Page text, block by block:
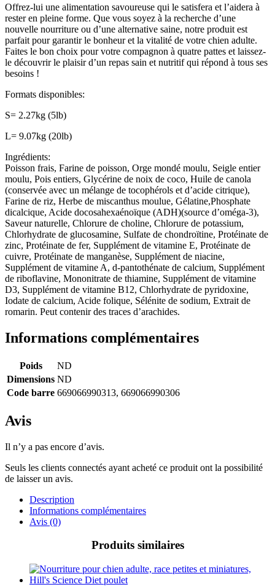
Offrez-lui une alimentation savoureuse qui le satisfera et l’aidera à
rester en pleine forme. Que vous soyez à la recherche d’une
nouvelle nourriture ou d’une alternative saine, notre produit est
parfait pour garantir le bonheur et la vitalité de votre chien adulte.
Faites le bon choix pour votre compagnon à quatre pattes et laissez-
le découvrir le plaisir d’un repas sain et nutritif qui répond à tous ses
besoins !
Formats disponibles:
S= 2.27kg (5lb)
L= 9.07kg (20lb)
Ingrédients:
Poisson frais, Farine de poisson, Orge mondé moulu, Seigle entier
moulu, Pois entiers, Glycérine de noix de coco, Huile de canola
(conservée avec un mélange de tocophérols et d’acide citrique),
Farine de riz, Herbe de miscanthus moulue, Gélatine,Phosphate
dicalcique, Acide docosahexaénoïque (ADH)(source d’oméga-3),
Saveur naturelle, Chlorure de choline, Chlorure de potassium,
Chlorhydrate de glucosamine, Sulfate de chondroïtine, Protéinate de
zinc, Protéinate de fer, Supplément de vitamine E, Protéinate de
cuivre, Protéinate de manganèse, Supplément de niacine,
Supplément de vitamine A, d-pantothénate de calcium, Supplément
de riboflavine, Mononitrate de thiamine, Supplément de vitamine
D3, Supplément de vitamine B12, Chlorhydrate de pyridoxine,
Iodate de calcium, Acide folique, Sélénite de sodium, Extrait de
romarin. Peut contenir des traces d’arachides.
Informations complémentaires
Poids
ND
Dimensions ND
Code barre 669066990313, 669066990306
Avis
Il n’y a pas encore d’avis.
Seuls les clients connectés ayant acheté ce produit ont la possibilité
de laisser un avis.
Description
Informations complémentaires
Avis (0)
Produits similaires